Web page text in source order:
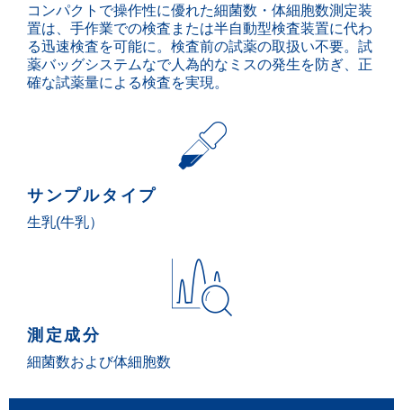
コンパクトで操作性に優れた細菌数・体細胞数測定装
置は、手作業での検査または半自動型検査装置に代わ
る迅速検査を可能に。検査前の試薬の取扱い不要。試
薬バッグシステムなで人為的なミスの発生を防ぎ、正
確な試薬量による検査を実現。
サンプルタイプ
生乳(牛乳）
測定成分
細菌数および体細胞数